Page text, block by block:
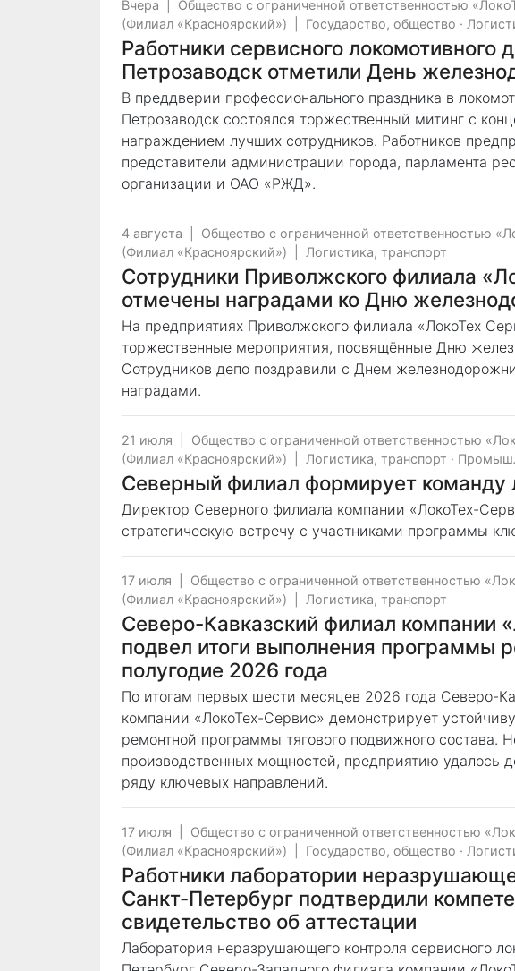
Вчера
Общество с ограниченной ответственностью
(Филиал «Красноярский»)
Государство, общество ·
Работники сервисного локомотивного
Петрозаводск отметили День
В преддверии профессионального праздника в
Петрозаводск состоялся торжественный митинг с
награждением лучших сотрудников. Работников
представители администрации города, парламента
организации и ОАО «РЖД».
4 августа
Общество с ограниченной ответственностью
(Филиал «Красноярский»)
Логистика, транспорт
Сотрудники Приволжского филиала
отмечены наградами ко Дню
На предприятиях Приволжского филиала «ЛокоТех
торжественные мероприятия, посвящённые Дню
Сотрудников депо поздравили с Днем
наградами.
21 июля
Общество с ограниченной ответственностью
(Филиал «Красноярский»)
Логистика, транспорт ·
Северный филиал формирует команду
Директор Северного филиала компании «ЛокоТех-
стратегическую встречу с участниками программы
17 июля
Общество с ограниченной ответственностью
(Филиал «Красноярский»)
Логистика, транспорт
Северо-Кавказский филиал компании
подвел итоги выполнения программы
полугодие 2026 года
По итогам первых шести месяцев 2026 года Северо-
компании «ЛокоТех-Сервис» демонстрирует
ремонтной программы тягового подвижного состава.
производственных мощностей, предприятию удалось
ряду ключевых направлений.
17 июля
Общество с ограниченной ответственностью
(Филиал «Красноярский»)
Государство, общество ·
Работники лаборатории
Санкт-Петербург подтвердили
свидетельство об аттестации
Лаборатория неразрушающего контроля сервисного